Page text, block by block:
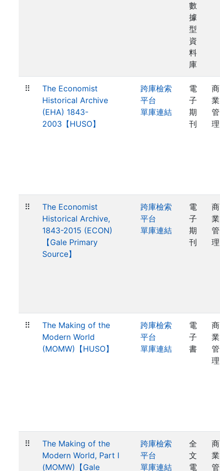
數
據
型
資
料
庫
⠿
The Economist
Historical Archive
(EHA) 1843-
2003【HUSO】
跨庫檢索
平台
單庫連結
電
子
期
刊
商
業
管
理
⠿
The Economist
Historical Archive,
1843-2015 (ECON)
【Gale Primary
Source】
跨庫檢索
平台
單庫連結
電
子
期
刊
商
業
管
理
⠿
The Making of the
Modern World
(MOMW)【HUSO】
跨庫檢索
平台
單庫連結
電
子
書
商
業
管
理
⠿
The Making of the
Modern World, Part I
(MOMW)【Gale
跨庫檢索
平台
單庫連結
全
文
電
商
業
管